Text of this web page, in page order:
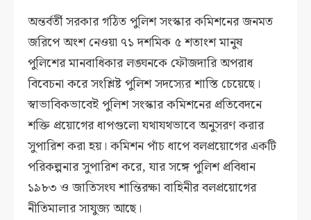
অন্তর্বর্তী সরকার গঠিত পুলিশ সংস্কার কমিশনের জনমত
জরিপে অংশ নেওয়া ৭১ দশমিক ৫ শতাংশ মানুষ
পুলিশের মানবাধিকার লঙ্ঘনকে ফৌজদারি অপরাধ
বিবেচনা করে সংশ্লিষ্ট পুলিশ সদস্যের শাস্তি চেয়েছে।
স্বাভাবিকভাবেই পুলিশ সংস্কার কমিশনের প্রতিবেদনে
শক্তি প্রয়োগের ধাপগুলো যথাযথভাবে অনুসরণ করার
সুপারিশ করা হয়। কমিশন পাঁচ ধাপে বলপ্রয়োগের একটি
পরিকল্পনার সুপারিশ করে, যার সঙ্গে পুলিশ প্রবিধান
১৯৮৩ ও জাতিসংঘ শান্তিরক্ষা বাহিনীর বলপ্রয়োগের
নীতিমালার সাযুজ্য আছে।